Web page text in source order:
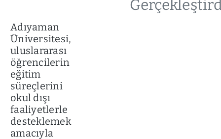
Adıyaman
Üniversitesi,
uluslararası
öğrencilerin
eğitim
süreçlerini
okul dışı
faaliyetlerle
desteklemek
amacıyla